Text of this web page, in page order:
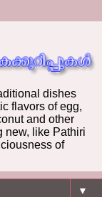
dishes
flavors of egg,
and other
new, like Pathiri
of
▼